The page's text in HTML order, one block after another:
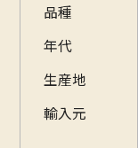
品種
年代
生産地
輸入元